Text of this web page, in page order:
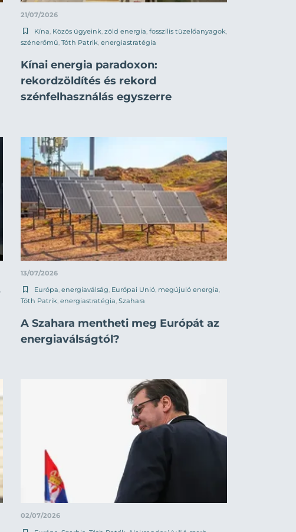
21/07/2026
Kína Közös ügyeink zöld energia fosszilis tüzelőanyagok
szénerőmű Tóth Patrik energiastratégia
Kínai energia paradoxon:
rekordzöldítés és rekord
szénfelhasználás egyszerre
,
13/07/2026
Európa, energiaválság, Európai Unió, megújuló energia,
Tóth Patrik, energiastratégia, Szahara
A Szahara mentheti meg Európát az
energiaválságtól?
02/07/2026